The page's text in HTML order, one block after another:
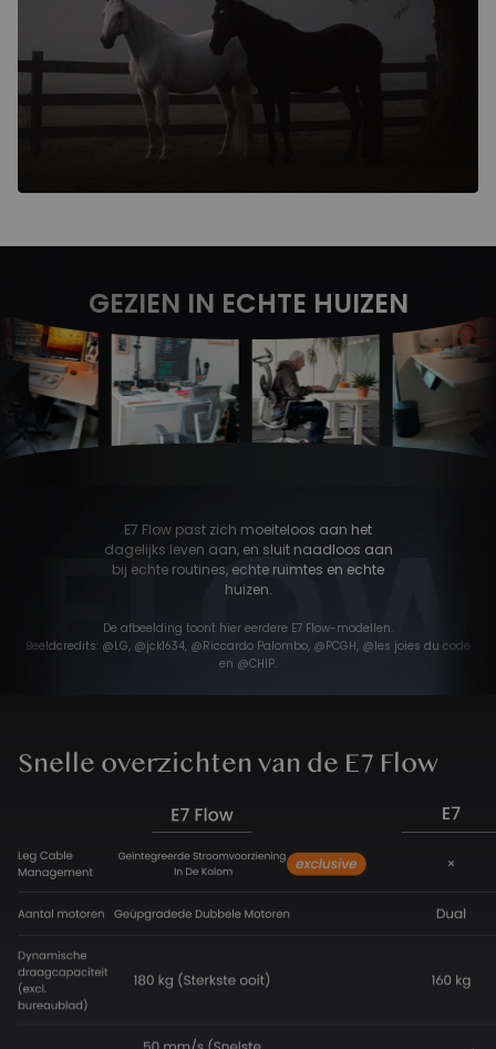
GEZIEN IN ECHTE HUIZEN
E7 Flow past zich moeiteloos aan het
dagelijks leven aan, en sluit naadloos aan
bij echte routines, echte ruimtes en echte
huizen.
De afbeelding toont hier eerdere E7 Flow-modellen.
Beeldcredits: @LG, @jck1634, @Riccardo Palombo, @PCGH, @les joies du code
en @CHIP.
Snelle overzichten van de E7 Flow